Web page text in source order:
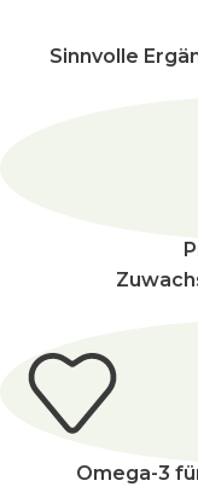
Sinnvolle
Omega-3